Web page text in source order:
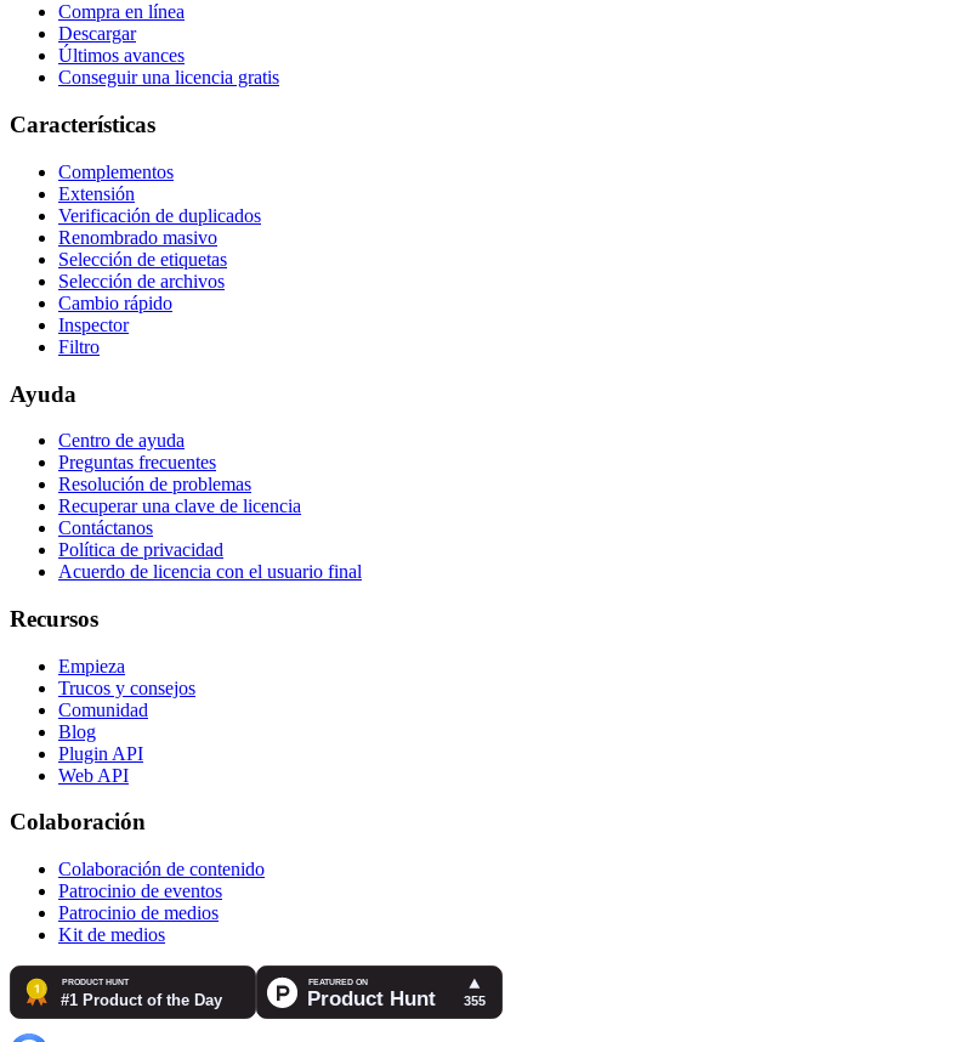
Compra en línea
Descargar
Últimos avances
Conseguir una licencia gratis
Características
Complementos
Extensión
Verificación de duplicados
Renombrado masivo
Selección de etiquetas
Selección de archivos
Cambio rápido
Inspector
Filtro
Ayuda
Centro de ayuda
Preguntas frecuentes
Resolución de problemas
Recuperar una clave de licencia
Contáctanos
Política de privacidad
Acuerdo de licencia con el usuario final
Recursos
Empieza
Trucos y consejos
Comunidad
Blog
Plugin API
Web API
Colaboración
Colaboración de contenido
Patrocinio de eventos
Patrocinio de medios
Kit de medios